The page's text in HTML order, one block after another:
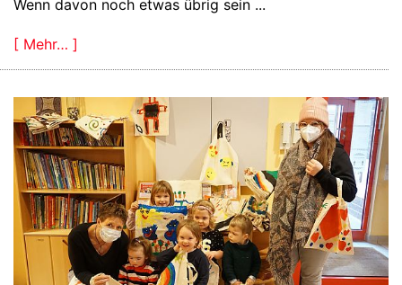
Wenn davon noch etwas übrig sein ...
[ Mehr… ]